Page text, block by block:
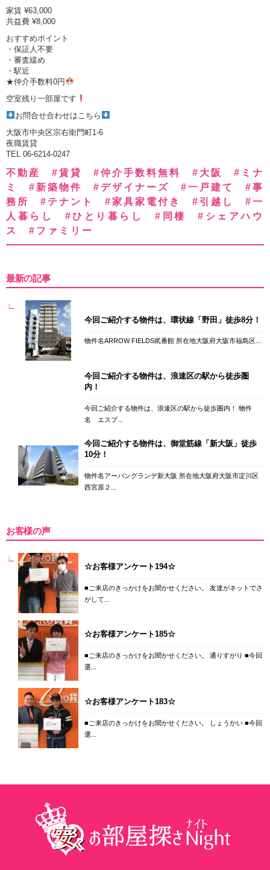
家賃 ¥63,000
共益費 ¥8,000
おすすめポイント
・保証人不要
・審査緩め
・駅近
★仲介手数料0円
空室残り一部屋です
お問合せ合わせはこちら
大阪市中央区宗右衛門町1-6
夜職賃貸
TEL 06-6214-0247
不動産 #賃貸 #仲介手数料無料 #大阪 #ミナ
ミ #新築物件 #デザイナーズ #一戸建て #事
務所 #テナント #家具家電付き #引越し #一
人暮らし #ひとり暮らし #同棲 #シェアハウ
ス #ファミリー
最新の記事
今回ご紹介する物件は、環状線「野田」徒歩8分！
物件名ARROW FIELDS貮番館 所在地大阪府大阪市福島区...
今回ご紹介する物件は、浪速区の駅から徒歩圏
内！
今回ご紹介する物件は、浪速区の駅から徒歩圏内！ 物件
名 エスプ...
今回ご紹介する物件は、御堂筋線「新大阪」徒歩
10分！
物件名アーバングランデ新大阪 所在地大阪府大阪市淀川区
西宮原２...
お客様の声
☆お客様アンケート194☆
■ご来店のきっかけをお聞かせください。 友達がネットでさ
がして...
☆お客様アンケート185☆
■ご来店のきっかけをお聞かせください。 通りすがり ■今回
選...
☆お客様アンケート183☆
■ご来店のきっかけをお聞かせください。 しょうかい ■今回
選...